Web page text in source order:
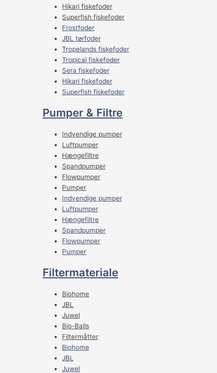
Hikari fiskefoder
Superfish fiskefoder
Frostfoder
JBL tørfoder
Tropelands fiskefoder
Tropical fiskefoder
Sera fiskefoder
Hikari fiskefoder
Superfish fiskefoder
Pumper & Filtre
Indvendige pumper
Luftpumper
Hængefiltre
Spandpumper
Flowpumper
Pumper
Indvendige pumper
Luftpumper
Hængefiltre
Spandpumper
Flowpumper
Pumper
Filtermateriale
Biohome
JBL
Juwel
Bio-Balls
Filtermåtter
Biohome
JBL
Juwel